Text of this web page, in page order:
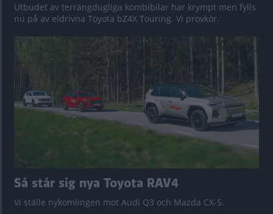
Utbudet av terrängdugliga kombibilar har krympt men fylls
nu på av eldrivna Toyota bZ4X Touring. Vi provkör.
Så står sig nya Toyota RAV4
Vi ställe nykomlingen mot Audi Q3 och Mazda CX-5.